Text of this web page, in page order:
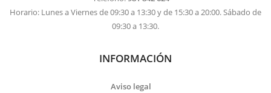
Horario: Lunes a Viernes de 09:30 a 13:30 y de 15:30 a 20:00. Sábado de
09:30 a 13:30.
INFORMACIÓN
Aviso legal